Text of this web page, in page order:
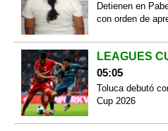
Detienen en
con orden de
LEAGUES
05:05
Toluca debutó
Cup 2026